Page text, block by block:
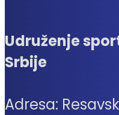
Udruženje
Srbije
Adresa: